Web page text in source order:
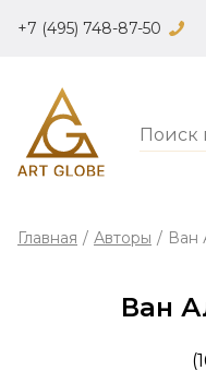
+7 (495) 748-87-50
Главная / Авторы / Ван
Ван